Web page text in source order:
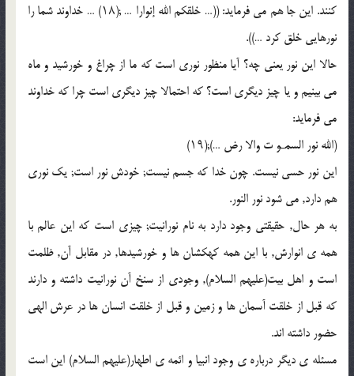
کنند. این جا هم مى فرماید: ((… خلقکم الله إنوارا … ;(۱۸) … خداوند شما را
نورهایى خلق کرد …)).
حالا این نور یعنى چه؟ آیا منظور نورى است که ما از چراغ و خورشید و ماه
مى بینیم و یا چیز دیگرى است؟ که احتمالا چیز دیگرى است چرا که خداوند
مى فرماید:
(الله نور السمـو ت والا رض …);(۱۹)
این نور حسى نیست. چون خدا که جسم نیست; خودش نور است; یک نورى
هم دارد, مى شود نور النور.
به هر حال, حقیقتى وجود دارد به نام نورانیت; چیزى است که این عالم با
همه ى انوارش, با این همه کهکشان ها و خورشیدها, در مقابل آن, ظلمت
است و اهل بیت(علیهم السلام), وجودى از سنخ آن نورانیت داشته و دارند
که قبل از خلقت آسمان ها و زمین و قبل از خلقت انسان ها در عرش الهى
حضور داشته اند.
مسئله ى دیگر درباره ى وجود انبیا و ائمه ى اطهار(علیهم السلام) این است